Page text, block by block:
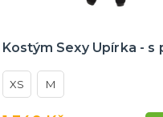
Kostým Sexy Upírka - s
XS M